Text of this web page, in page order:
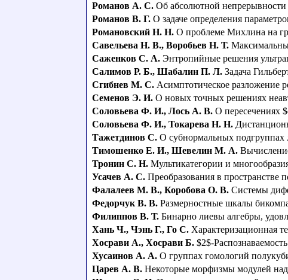
Романов А. С. Об абсолютной непрерывности
Романов В. Г. О задаче определения
Романовский Н. Н. О проблеме Михлина на
Савельева Н. В., Воробьев Н. Т.
Саженков С. А. Энтропийные решения
Салимов Р. Б., Шабалин П. Л. Задача
Сгибнев М. С. Асимптотическое разложение
Семенов Э. И. О новых точных решениях
Соловьева Ф. И., Лось А. В. О пересечениях
Соловьева Ф. И., Токарева Н. Н.
Тажетдинов С. О субнормальных подгруппах
Тимошенко Е. И., Шевелин М. А.
Тронин С. Н. Мультикатегории и
Усачев А. С. Преобразования в пространстве
Фалалеев M. В., Коробова О. В. Системы
Федорчук В. В. Размерностные шкалы
Филиппов В. Т. Бинарно лиевы алгебры,
Хань Ч., Чэнь Г., Го С. Характеризационная
Хосрави А., Хосрави Б. $2$-
Хусаинов А. А. О группах гомологий
Царев А. В. Некоторые морфизмы модулей